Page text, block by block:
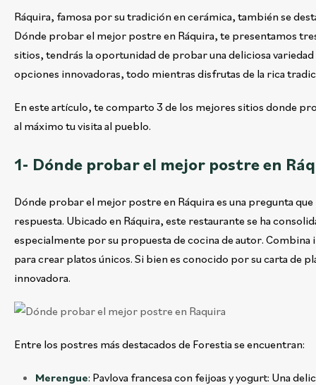
Ráquira, famosa por su tradición en cerámica, también se
Dónde probar el mejor postre en Ráquira, te presentamos
sitios, tendrás la oportunidad de probar una deliciosa
opciones innovadoras, todo mientras disfrutas de la rica
En este artículo, te comparto 3 de los mejores sitios donde
al máximo tu visita al pueblo.
1- Dónde probar el mejor postre en
Dónde probar el mejor postre en Ráquira es una pregunta
respuesta. Ubicado en Ráquira, este restaurante se ha
especialmente por su propuesta de cocina de autor.
para crear platos únicos. Si bien es conocido por su carta de
innovadora.
Entre los postres más destacados de Forestia se encuentran:
Merengue: Pavlova francesa con feijoas y yogurt: Una